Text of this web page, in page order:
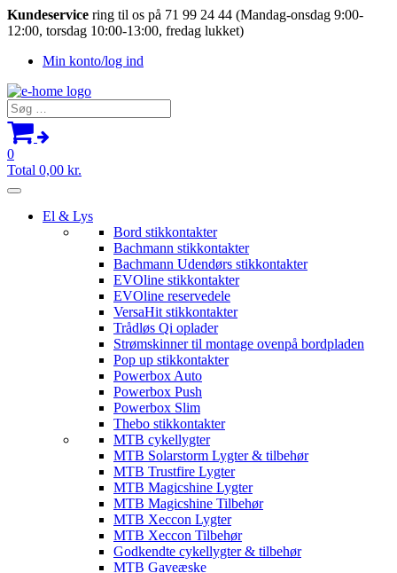
Kundeservice ring til os på 71 99 24 44 (Mandag-onsdag 9:00-
12:00, torsdag 10:00-13:00, fredag lukket)
Min konto/log ind
Søg
efter:
0
Total 0,00 kr.
El & Lys
Bord stikkontakter
Bachmann stikkontakter
Bachmann Udendørs stikkontakter
EVOline stikkontakter
EVOline reservedele
VersaHit stikkontakter
Trådløs Qi oplader
Strømskinner til montage ovenpå bordpladen
Pop up stikkontakter
Powerbox Auto
Powerbox Push
Powerbox Slim
Thebo stikkontakter
MTB cykellygter
MTB Solarstorm Lygter & tilbehør
MTB Trustfire Lygter
MTB Magicshine Lygter
MTB Magicshine Tilbehør
MTB Xeccon Lygter
MTB Xeccon Tilbehør
Godkendte cykellygter & tilbehør
MTB Gaveæske